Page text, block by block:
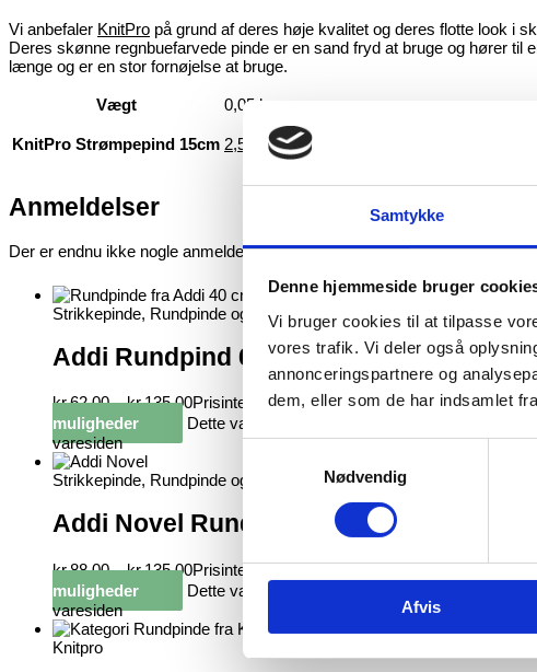
Samtykke
Denne hjemmeside bruger
Vi bruger cookies til at tilpasse
vores trafik. Vi deler også
annonceringspartnere og
dem, eller som de har indsamlet
Nødvendig
Afvis
Vi anbefaler KnitPro på grund af deres høje kvalitet og deres flotte look i
Deres skønne regnbuefarvede pinde er en sand fryd at bruge og hører
længe og er en stor fornøjelse at bruge.
Vægt 0,05 kg
KnitPro Strømpepind 15cm 2,5mm,3mm
Anmeldelser
Der er endnu ikke nogle anmeldelser.
Kunder købte også
Relaterede varer
Strikkepinde, Rundpinde og Nåle
Addi Rundpind 60 cm
kr.62,00 – kr.135,00Prisinterval: kr.62,00 til kr.135,00
Vælg
muligheder
Dette vare har flere varianter. Mulighederne kan
varesiden
Strikkepinde, Rundpinde og Nåle
Addi Novel Rundpinde 80 cm
kr.88,00 – kr.135,00Prisinterval: kr.88,00 til kr.135,00
Vælg
muligheder
Dette vare har flere varianter. Mulighederne kan
varesiden
Knitpro